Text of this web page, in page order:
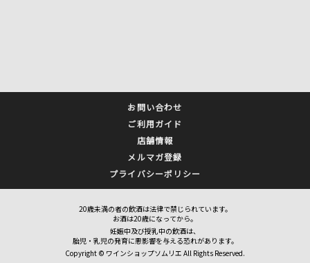
お問い合わせ
ご利用ガイド
店舗情報
メルマガ登録
プライバシーポリシー
20歳未満の者の飲酒は法律で禁じられています。
お酒は20歳になってから。
妊娠中及び授乳中の飲酒は、
胎児・乳児の発育に悪影響を与える恐れがあります。
Copyright © ワインショップソムリエ All Rights Reserved.